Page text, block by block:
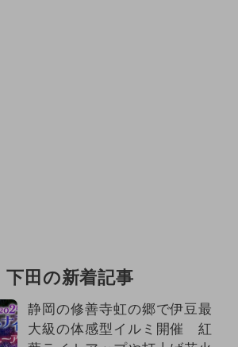
下田の新着記事
静岡の修善寺虹の郷で伊豆最
大級の体感型イルミ開催 紅